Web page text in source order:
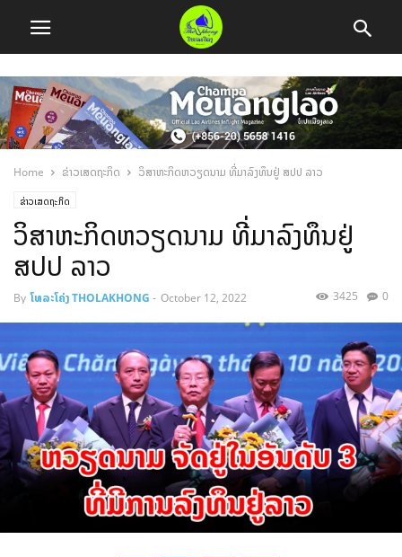
Home ຂ່າວເສດຖະກິດ ວິສາຫະກິດຫວຽດນາມ ທີ່ມາລົງທຶນຢູ່ ສປປ ລາວ
ຂ່າວເສດຖະກິດ
ວິສາຫະກິດຫວຽດນາມ ທີ່ມາລົງທຶນຢູ່
ສປປ ລາວ
By ໂທລະໂຄ່ງ THOLAKHONG - October 12, 2022 0
3425